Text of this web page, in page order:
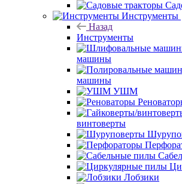
Инструменты
Назад
Инструменты
машины
машины
УШМ
винтоверты
Лобзики